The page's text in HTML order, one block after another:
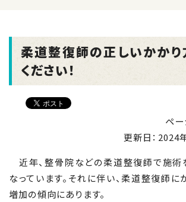
柔道整復師の正しいかかり
ください！
ペ
更新日： 2024
近年、整骨院などの柔道整復師で施術
なっています。それに伴い、柔道整復師
増加の傾向にあります。